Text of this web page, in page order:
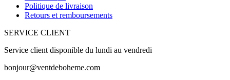
Politique de livraison
Retours et remboursements
SERVICE CLIENT
Service client disponible du lundi au vendredi
bonjour@ventdeboheme.com